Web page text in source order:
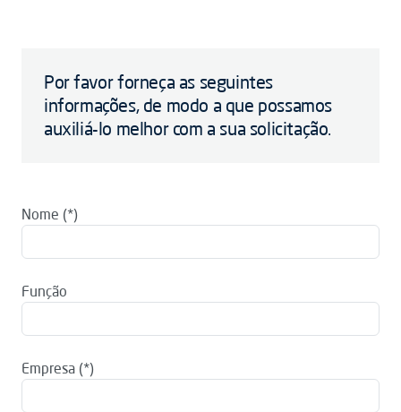
Por favor forneça as seguintes
informações, de modo a que possamos
auxiliá-lo melhor com a sua solicitação.
Nome
Função
Empresa